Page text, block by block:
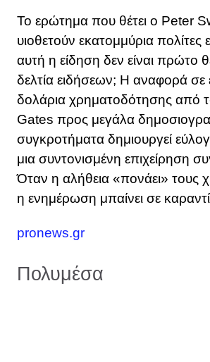
Το ερώτημα που θέτει ο Peter
υιοθετούν εκατομμύρια πολίτες
αυτή η είδηση δεν είναι πρώτο
δελτία ειδήσεων; Η αναφορά σε
δολάρια χρηματοδότησης από
Gates προς μεγάλα
συγκροτήματα δημιουργεί
μια συντονισμένη επιχείρηση
Όταν η αλήθεια «πονάει» τους
η ενημέρωση μπαίνει σε
pronews.gr
Πολυμέσα